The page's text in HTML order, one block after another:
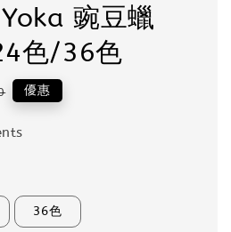
豌豆蠟
色/36色
優惠
36色